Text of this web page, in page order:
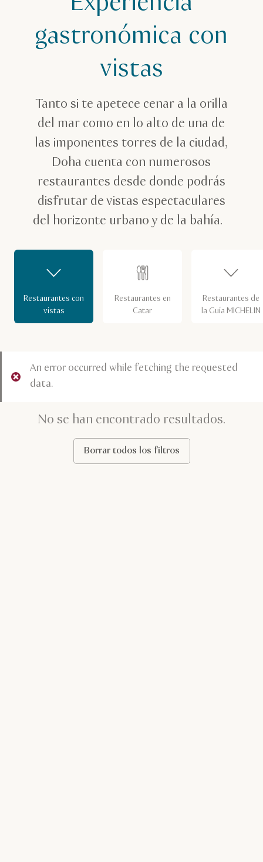
Restaurantes con vistas
gastronómica con
vistas
Tanto si te apetece cenar a la orilla
del mar como en lo alto de una de
las imponentes torres de la ciudad,
Doha cuenta con numerosos
restaurantes desde donde podrás
disfrutar de vistas espectaculares
del horizonte urbano y de la bahía.
Restaurantes en
Catar
Restaurantes de
la Guía MICHELIN
Restaurantes con
vistas
An error occurred while fetching the requested
data.
No se han encontrado resultados.
Borrar todos los filtros